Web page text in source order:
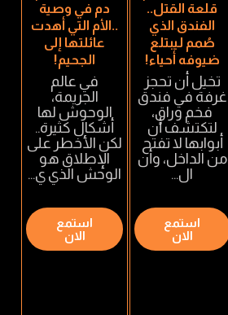
قلعة القتل..
الفندق الذي
صُمم ليبتلع
ضيوفه أحياء!
تخيل أن تحجز
غرفة في فندق
فخم وراقٍ،
لتكتشف أن
أبوابها لا تفتح
من الداخل، وأن
ال...
استمع
الان
دم في وصية
..الأم التي أهدت
عائلتها إلى
الجحيم!
في عالم
الجريمة،
الوحوش لها
أشكال كثيرة..
لكن الأخطر على
الإطلاق هو
الوحش الذي ي...
استمع
الان